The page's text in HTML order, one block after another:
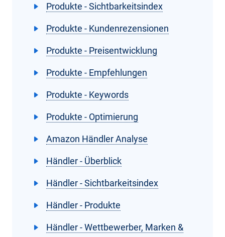
Produkte - Sichtbarkeitsindex
Produkte - Kundenrezensionen
Produkte - Preisentwicklung
Produkte - Empfehlungen
Produkte - Keywords
Produkte - Optimierung
Amazon Händler Analyse
Händler - Überblick
Händler - Sichtbarkeitsindex
Händler - Produkte
Händler - Wettbewerber, Marken &